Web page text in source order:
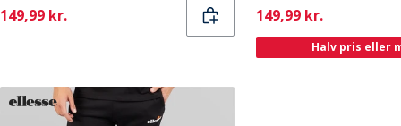
Current
149,99 kr. Current
149,99 kr.
Halv pris eller